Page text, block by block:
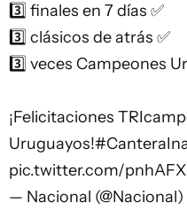
3️⃣ finales en 7 días ✅
3️⃣ clásicos de atrás ✅
3️⃣ veces Campeones
¡Felicitaciones
Uruguayos!
pic.twitter.com/
— Nacional (@Nacional)